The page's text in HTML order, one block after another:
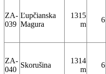
ZA-
039
Ľupčianska
Magura
1315
m
6
ZA-
040
Skorušina
1314
m
6